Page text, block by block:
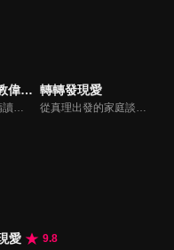
空中主日學 宣教偉人列傳
新約精讀、舊約精讀、門徒造就、神學與教會歷史等主題系列，全方位裝備基督徒生命，教師與牧師精闢解析，幫助您更加明白聖經真理，走進神的心意。
轉轉發現愛
從真理出發的家庭談話性節目，針對現代婚姻家庭議題讓您輕鬆掌握關注方向。
愛
9.8